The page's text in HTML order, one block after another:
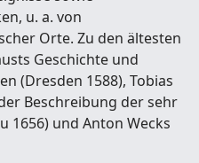
u. a. von
Orte. Zu den ältesten
Geschichte und
(Dresden 1588), Tobias
Beschreibung der sehr
1656) und Anton Wecks